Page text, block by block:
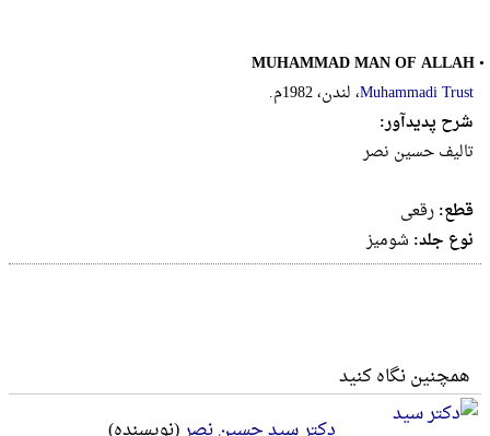
•
MUHAMMAD MAN OF ALLAH
Muhammadi Trust، لندن، 1982م.
شرح پدیدآور:
تالیف حسین نصر
قطع:رقعى
نوع جلد: شومیز
همچنین نگاه کنید